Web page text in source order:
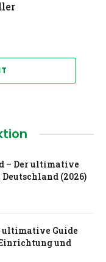
– Der ultimative
(2026)
ultimative Guide
und